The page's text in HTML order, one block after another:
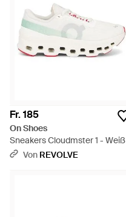
Fr. 185
On Shoes
Sneakers Cloudmster 1 - Weiß
Von REVOLVE